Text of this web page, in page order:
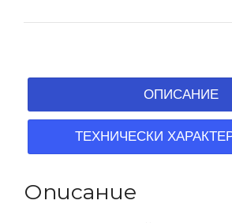
ОПИСАНИЕ
ТЕХНИЧЕСКИ
Описание